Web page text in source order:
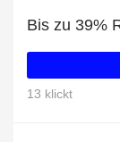
13 klickt